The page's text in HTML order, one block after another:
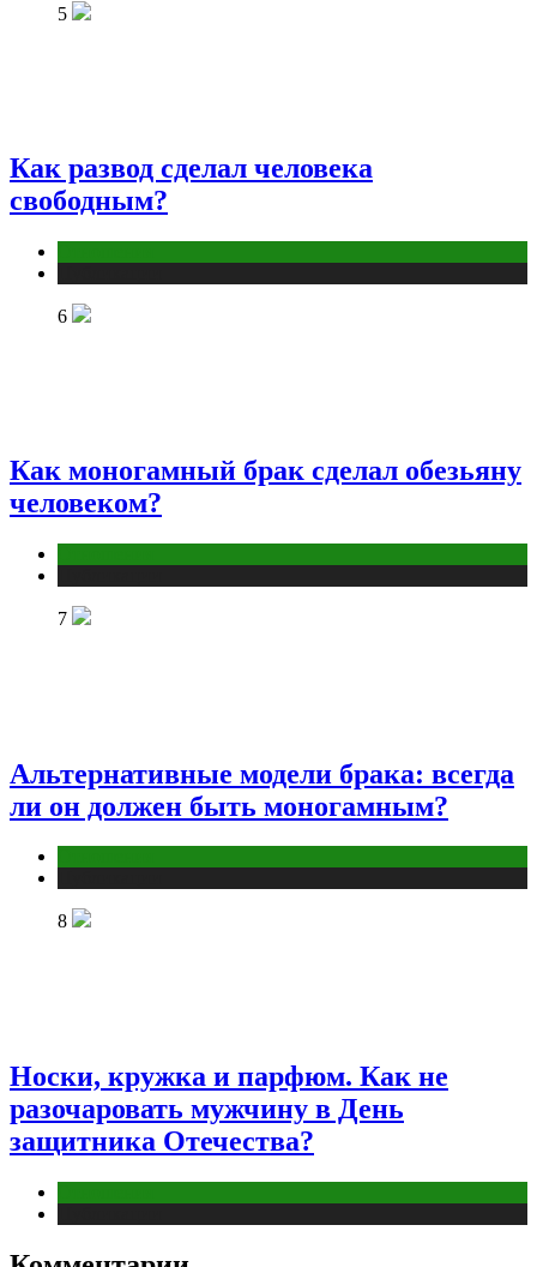
5
Как развод сделал человека
свободным?
6
Как моногамный брак сделал обезьяну
человеком?
7
Альтернативные модели брака: всегда
ли он должен быть моногамным?
8
Носки, кружка и парфюм. Как не
разочаровать мужчину в День
защитника Отечества?